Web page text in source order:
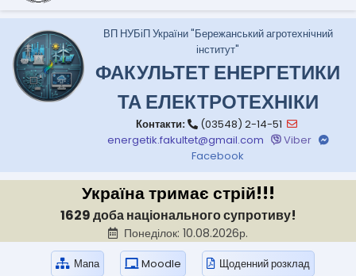
ВП НУБіП України "Бережанський агротехнічний
інститут"
ФАКУЛЬТЕТ ЕНЕРГЕТИКИ
ТА ЕЛЕКТРОТЕХНІКИ
Контакти:
(03548) 2-14-51
energetik.fakultet@gmail.com
Viber
Facebook
Україна тримає стрій!!!
1629 доба національного супротиву!
Понеділок: 10.08.2026р.
Мапа Moodle Щоденний розклад